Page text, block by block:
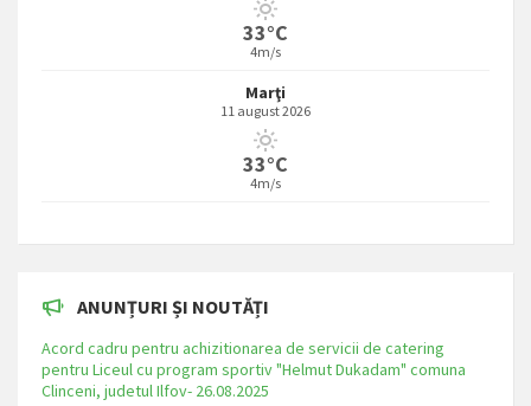
33°C
4m/s
Marţi
11 august 2026
33°C
4m/s
ANUNȚURI ȘI NOUTĂȚI
Acord cadru pentru achizitionarea de servicii de catering
pentru Liceul cu program sportiv "Helmut Dukadam" comuna
Clinceni, judetul Ilfov- 26.08.2025